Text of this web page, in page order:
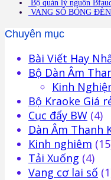
Bộ quản lý nguồn
VANG SỐ BÓNG
Chuyên mục
Bài Viết Hay
Bộ Dàn Âm
Kinh
Bộ Kraoke Giá
Cục đẩy BW (4)
Dàn Âm Thanh
Kinh nghiêm
Tải Xuống (4)
Vang cơ lai số